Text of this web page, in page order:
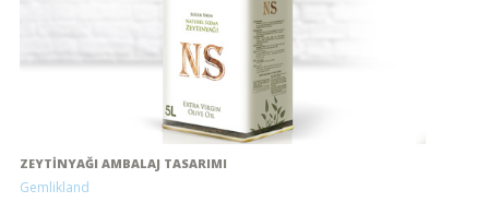
ZEYTINYAĞI AMBALAJ TASARIMI
Gemlikland